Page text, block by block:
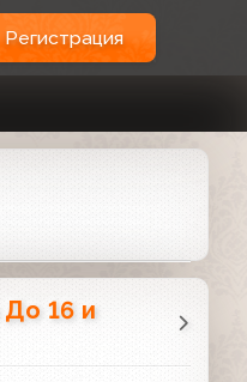
Регистрация
До 16 и